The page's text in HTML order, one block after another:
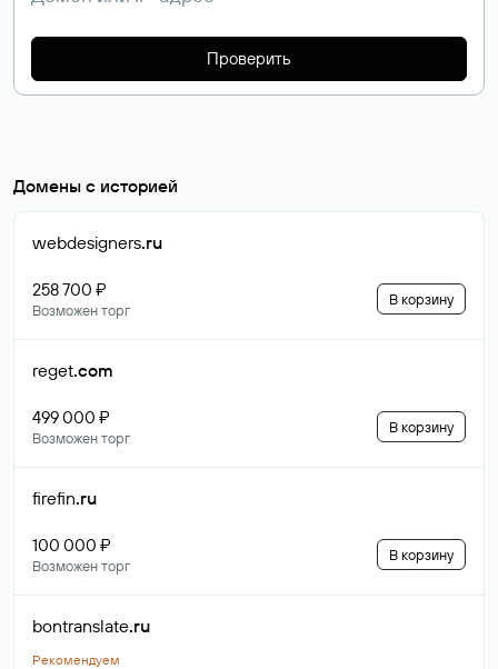
Проверить
Домены с историей
webdesigners.ru
258 700 ₽
Возможен торг
В корзину
reget.com
499 000 ₽
Возможен торг
В корзину
firefin.ru
100 000 ₽
Возможен торг
В корзину
bontranslate.ru
Рекомендуем